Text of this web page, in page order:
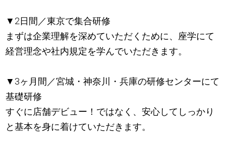
▼2日間／東京で集合研修
まずは企業理解を深めていただくために、座学にて
経営理念や社内規定を学んでいただきます。
▼3ヶ月間／宮城・神奈川・兵庫の研修センターにて
基礎研修
すぐに店舗デビュー！ではなく、安心してしっかり
と基本を身に着けていただきます。